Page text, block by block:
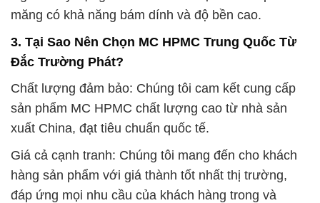
măng có khả năng bám dính và độ bền cao.
3. Tại Sao Nên Chọn MC HPMC Trung Quốc Từ
Đắc Trường Phát?
Chất lượng đảm bảo: Chúng tôi cam kết cung cấp
sản phẩm MC HPMC chất lượng cao từ nhà sản
xuất China, đạt tiêu chuẩn quốc tế.
Giá cả cạnh tranh: Chúng tôi mang đến cho khách
hàng sản phẩm với giá thành tốt nhất thị trường,
đáp ứng mọi nhu cầu của khách hàng trong và